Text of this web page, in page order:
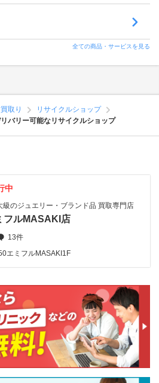
全ての商品・サービスを見る
取り
リサイクルショップ
バリー可能なリサイクルショップ
中
級のジュエリー・ブランド品 買取専門店
フルMASAKI店
13件
エミフルMASAKI1F